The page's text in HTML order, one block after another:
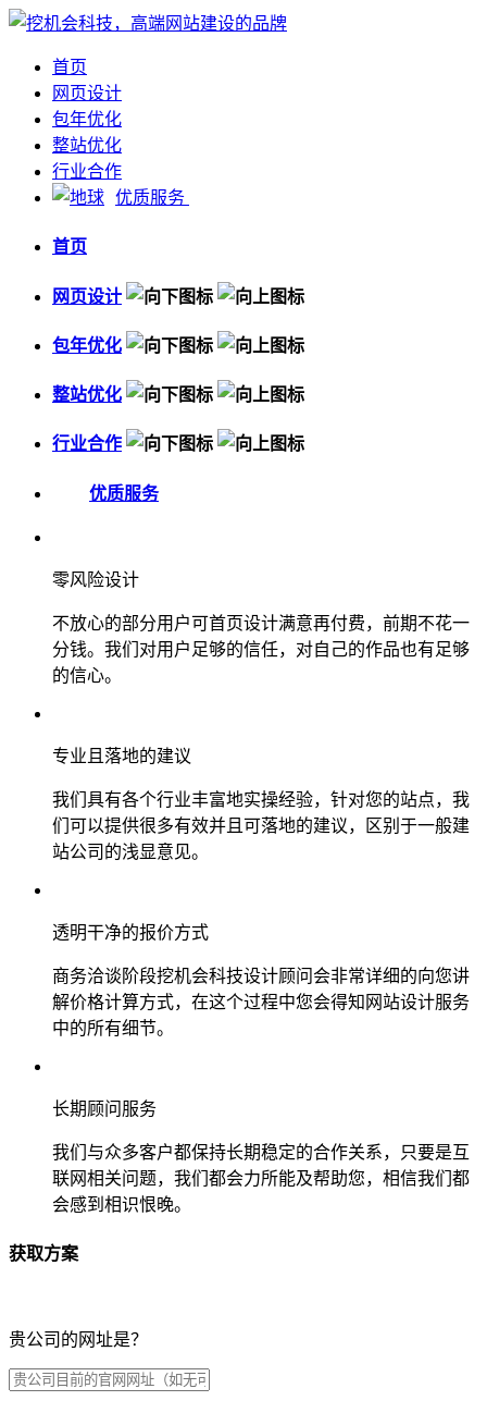
首页
网页设计
包年优化
整站优化
行业合作
优质服务
首页
网页设计
包年优化
整站优化
行业合作
优质服务
零风险设计
不放心的部分用户可首页设计满意再付费，前期不花一
分钱。我们对用户足够的信任，对自己的作品也有足够
的信心。
专业且落地的建议
我们具有各个行业丰富地实操经验，针对您的站点，我
们可以提供很多有效并且可落地的建议，区别于一般建
站公司的浅显意见。
透明干净的报价方式
商务洽谈阶段挖机会科技设计顾问会非常详细的向您讲
解价格计算方式，在这个过程中您会得知网站设计服务
中的所有细节。
长期顾问服务
我们与众多客户都保持长期稳定的合作关系，只要是互
联网相关问题，我们都会力所能及帮助您，相信我们都
会感到相识恨晚。
获取方案
贵公司的网址是？